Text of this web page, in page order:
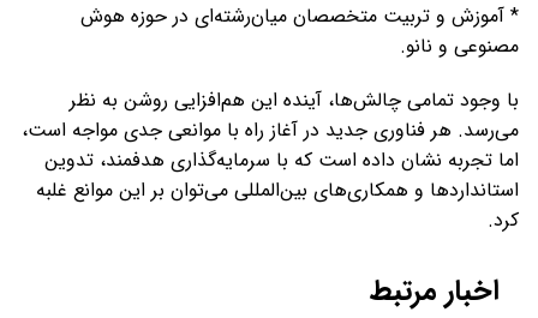
* آموزش و تربیت متخصصان میان‌رشته‌ای در حوزه هوش
مصنوعی و نانو.
با وجود تمامی چالش‌ها، آینده این هم‌افزایی روشن به نظر
می‌رسد. هر فناوری جدید در آغاز راه با موانعی جدی مواجه است،
اما تجربه نشان داده است که با سرمایه‌گذاری هدفمند، تدوین
استانداردها و همکاری‌های بین‌المللی می‌توان بر این موانع غلبه
کرد.
اخبار مرتبط